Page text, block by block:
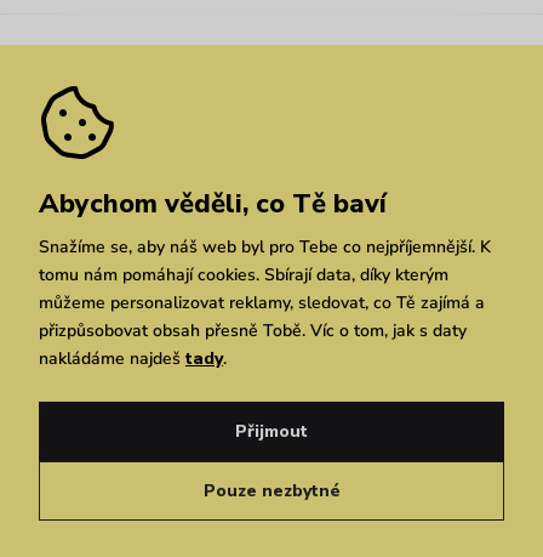
Pozáruční opravy
Velkoobchod
Dárkové poukazy
Vuchlook
Prodejny
Praha Brno Chrudim
Zásady ochrany osobních údajů
Simplia.cz
Zásady ochrany osobních údajů
Čeština
Abychom věděli, co Tě baví
Snažíme se, aby náš web byl pro Tebe co nejpříjemnější. K
tomu nám pomáhají cookies. Sbírají data, díky kterým
můžeme personalizovat reklamy, sledovat, co Tě zajímá a
přizpůsobovat obsah přesně Tobě. Víc o tom, jak s daty
nakládáme najdeš tady.
Pouze nezbytné
Přijmout